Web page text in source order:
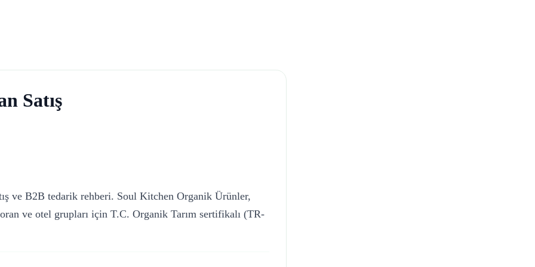
Satış
ve B2B tedarik rehberi. Soul Kitchen Organik Ürünler,
ve otel grupları için T.C. Organik Tarım sertifikalı (TR-